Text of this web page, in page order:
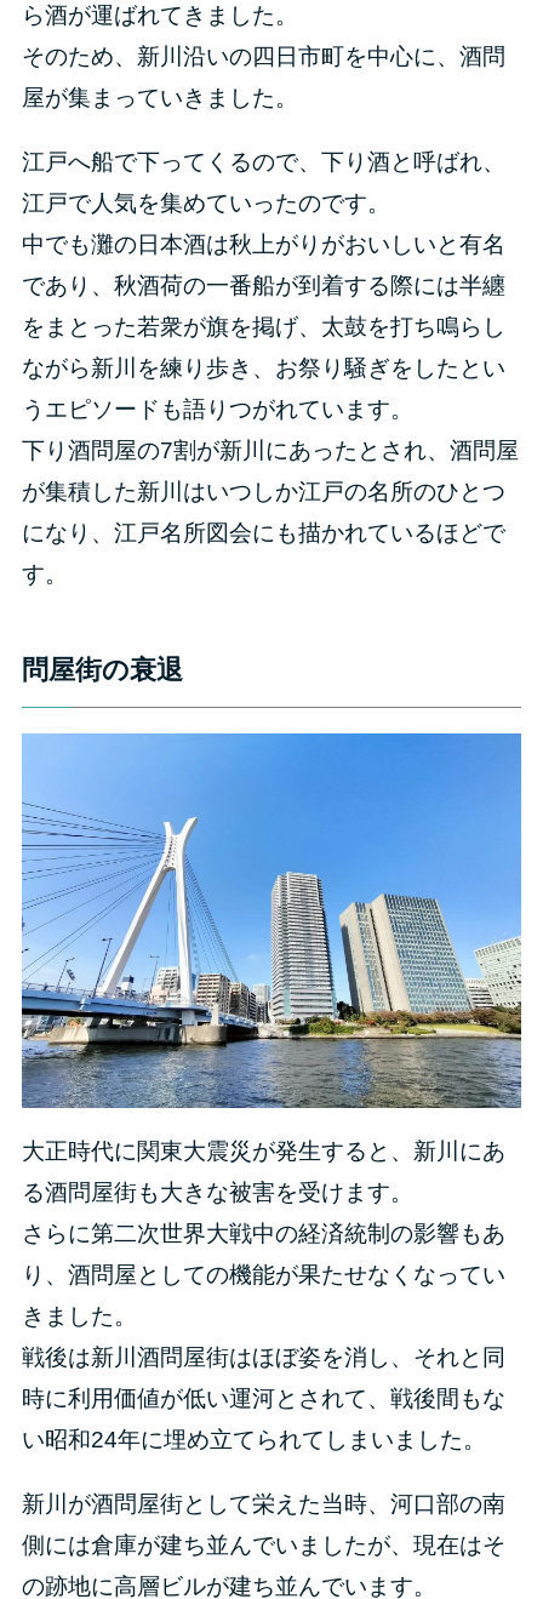
ら酒が運ばれてきました。
そのため、新川沿いの四日市町を中心に、酒問
屋が集まっていきました。
江戸へ船で下ってくるので、下り酒と呼ばれ、
江戸で人気を集めていったのです。
中でも灘の日本酒は秋上がりがおいしいと有名
であり、秋酒荷の一番船が到着する際には半纏
をまとった若衆が旗を掲げ、太鼓を打ち鳴らし
ながら新川を練り歩き、お祭り騒ぎをしたとい
うエピソードも語りつがれています。
下り酒問屋の7割が新川にあったとされ、酒問屋
が集積した新川はいつしか江戸の名所のひとつ
になり、江戸名所図会にも描かれているほどで
す。
問屋街の衰退
大正時代に関東大震災が発生すると、新川にあ
る酒問屋街も大きな被害を受けます。
さらに第二次世界大戦中の経済統制の影響もあ
り、酒問屋としての機能が果たせなくなってい
きました。
戦後は新川酒問屋街はほぼ姿を消し、それと同
時に利用価値が低い運河とされて、戦後間もな
い昭和24年に埋め立てられてしまいました。
新川が酒問屋街として栄えた当時、河口部の南
側には倉庫が建ち並んでいましたが、現在はそ
の跡地に高層ビルが建ち並んでいます。